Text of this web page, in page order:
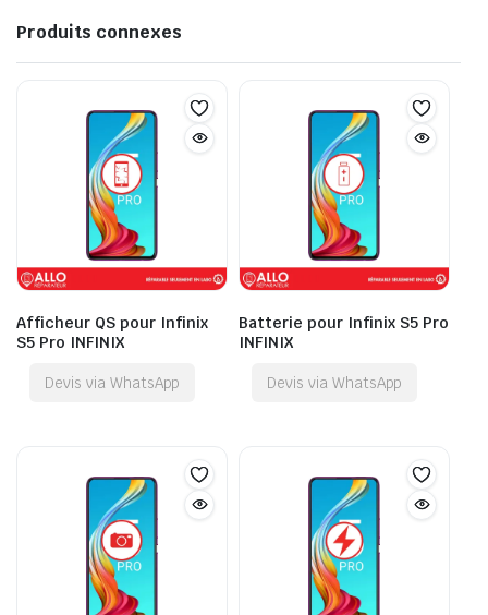
Produits connexes
Afficheur QS pour Infinix
S5 Pro INFINIX
Devis via WhatsApp
Batterie pour Infinix S5 Pro
INFINIX
Devis via WhatsApp